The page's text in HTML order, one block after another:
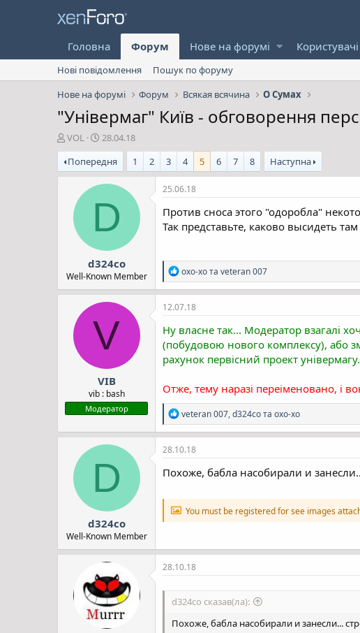
Головна Форум Нове на форумі Користувачі
Нові повідомлення
Пошук по форуму
Нове на форумі
Форум Всякая всячина О Сумах
"Універмаг" Київ - обговорення
А
в
т
о
VOL
Д
а
т
а
с
о
е
н
н
я
28.04.18
Попередня
1 2 3 4 5 6 7 8 Наступна
D
d324co
Well-Known Member
25.06.18
Против сноса этого "одоробла"
Так представьте, каково высидеть
Р
е
а
к
і
ї
:
oxo-xoта veteran 007
V
VIB
vib : bash
Модератор
12.07.18
Ну власне так... Модератор взагалі
(побудовою нового комплексу), або
рахунок первісний проект універмагу.
Отже, тему наразі переіменовано, і
Р
е
а
к
і
ї
veteran 007,d324coта oxo-xo
D
d324co
Well-Known Member
28.10.18
Похоже, бабла насобирали и
You must be registered for see images
28.10.18
d324co сказав(ла):
Похоже, бабла насобирали и занесли...